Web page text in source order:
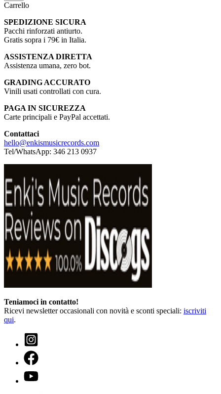
Carrello
SPEDIZIONE SICURA
Pacchi rinforzati antiurto.
Gratis sopra i 79€ in Italia.
ASSISTENZA DIRETTA
Assistenza umana, zero bot.
GRADING ACCURATO
Vinili usati controllati con cura.
PAGA IN SICUREZZA
Carte principali e PayPal accettati.
Contattaci
hello@enkismusicrecords.com
Tel/WhatsApp: 346 213 0937
Teniamoci in contatto!
Ricevi newsletter occasionali con novità e sconti speciali: iscriviti
qui.